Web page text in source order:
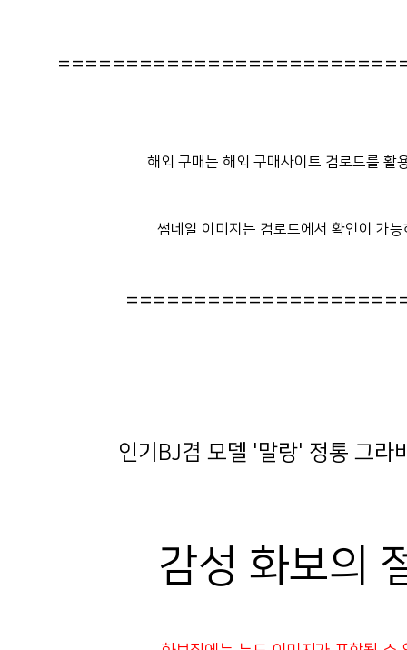
해외 구매는 해외 구매사이트 검로드를 활
썸네일 이미지는 검로드에서 확인이 가능
인기BJ겸 모델 '말랑' 정통 그라
감성 화보의